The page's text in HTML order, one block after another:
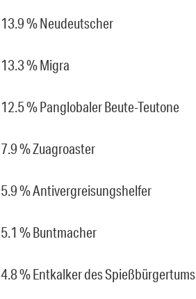
13.9 % Neudeutscher
13.3 % Migra
12.5 % Panglobaler Beute-Teutone
7.9 % Zuagroaster
5.9 % Antivergreisungshelfer
5.1 % Buntmacher
4.8 % Entkalker des Spießbürgertums